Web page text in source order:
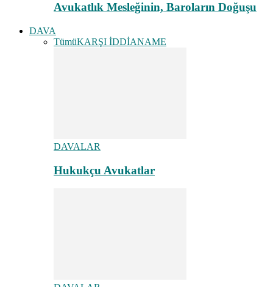
Avukatlık Mesleğinin, Baroların Doğuşu
DAVA
TümüKARŞI İDDİANAME
DAVALAR
Hukukçu Avukatlar